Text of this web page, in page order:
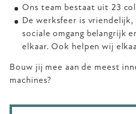
Ons team bestaat uit 23
De werksfeer is vriendelijk,
sociale omgang belangrijk
elkaar. Ook helpen wij
Bouw jij mee aan de meest
machines?